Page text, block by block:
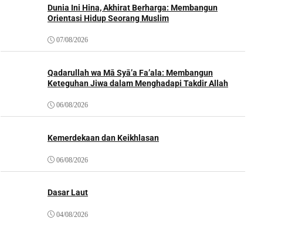
Dunia Ini Hina, Akhirat Berharga: Membangun
Orientasi Hidup Seorang Muslim
07/08/2026
Qadarullah wa Mā Syā’a Fa’ala: Membangun
Keteguhan Jiwa dalam Menghadapi Takdir Allah
06/08/2026
Kemerdekaan dan Keikhlasan
06/08/2026
Dasar Laut
04/08/2026